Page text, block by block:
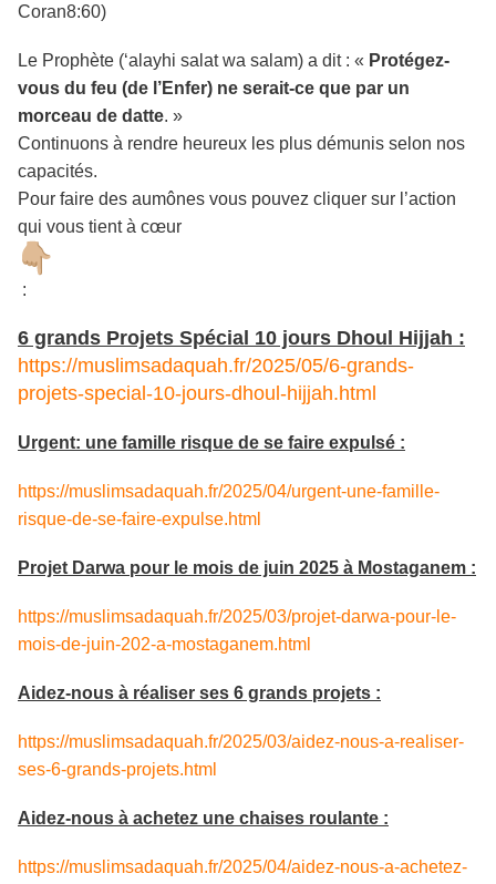
Coran8:60)
Le Prophète (‘alayhi salat wa salam) a dit : « Protégez-
vous du feu (de l’Enfer) ne serait-ce que par un
morceau de datte. »
Continuons à rendre heureux les plus démunis selon nos
capacités.
Pour faire des aumônes vous pouvez cliquer sur l’action
qui vous tient à cœur
:
6 grands Projets Spécial 10 jours Dhoul Hijjah :
https://muslimsadaquah.fr/2025/05/6-grands-
projets-special-10-jours-dhoul-hijjah.html
Urgent: une famille risque de se faire expulsé :
https://muslimsadaquah.fr/2025/04/urgent-une-famille-
risque-de-se-faire-expulse.html
Projet Darwa pour le mois de juin 2025 à Mostaganem :
https://muslimsadaquah.fr/2025/03/projet-darwa-pour-le-
mois-de-juin-202-a-mostaganem.html
Aidez-nous à réaliser ses 6 grands projets :
https://muslimsadaquah.fr/2025/03/aidez-nous-a-realiser-
ses-6-grands-projets.html
Aidez-nous à achetez une chaises roulante :
https://muslimsadaquah.fr/2025/04/aidez-nous-a-achetez-